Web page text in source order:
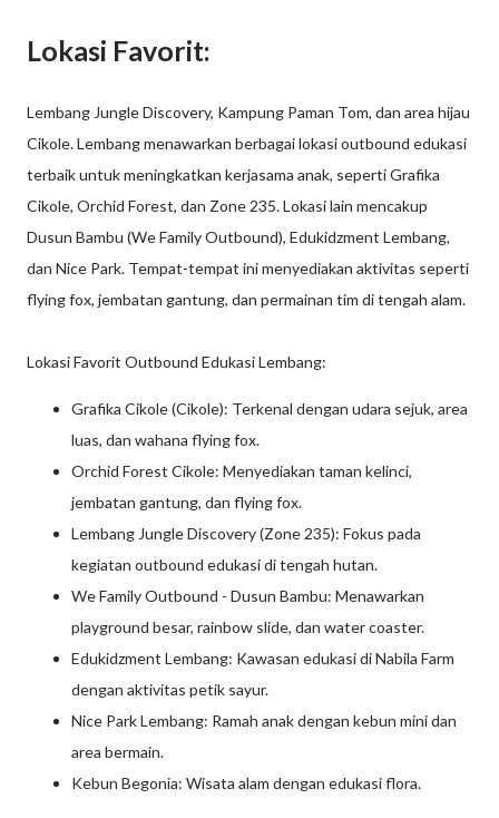
Lokasi Favorit:
Lembang Jungle Discovery, Kampung Paman Tom, dan area hijau
Cikole. Lembang menawarkan berbagai lokasi outbound edukasi
terbaik untuk meningkatkan kerjasama anak, seperti Grafika
Cikole, Orchid Forest, dan Zone 235. Lokasi lain mencakup
Dusun Bambu (We Family Outbound), Edukidzment Lembang,
dan Nice Park. Tempat-tempat ini menyediakan aktivitas seperti
flying fox, jembatan gantung, dan permainan tim di tengah alam.
Lokasi Favorit Outbound Edukasi Lembang:
Grafika Cikole (Cikole): Terkenal dengan udara sejuk, area
luas, dan wahana flying fox.
Orchid Forest Cikole: Menyediakan taman kelinci,
jembatan gantung, dan flying fox.
Lembang Jungle Discovery (Zone 235): Fokus pada
kegiatan outbound edukasi di tengah hutan.
We Family Outbound - Dusun Bambu: Menawarkan
playground besar, rainbow slide, dan water coaster.
Edukidzment Lembang: Kawasan edukasi di Nabila Farm
dengan aktivitas petik sayur.
Nice Park Lembang: Ramah anak dengan kebun mini dan
area bermain.
Kebun Begonia: Wisata alam dengan edukasi flora.